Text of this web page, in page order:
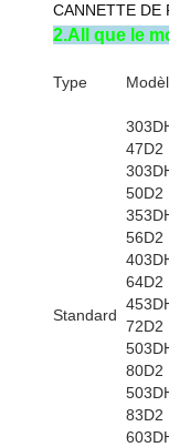
CANNETTE DE
2.All que le
Type
Standard
47D2
50D2
56D2
64D2
72D2
80D2
83D2